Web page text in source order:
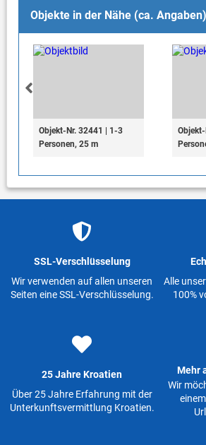
Objekte in der Nähe (ca. Angaben)
Objekt-Nr. 32441 | 1-3
Personen, 25 m
SSL-Verschlüsselung
Wir verwenden auf allen unseren
Seiten eine SSL-Verschlüsselung.
Alle
100%
25 Jahre Kroatien
Über 25 Jahre Erfahrung mit der
Unterkunftsvermittlung Kroatien.
Mehr
Wir